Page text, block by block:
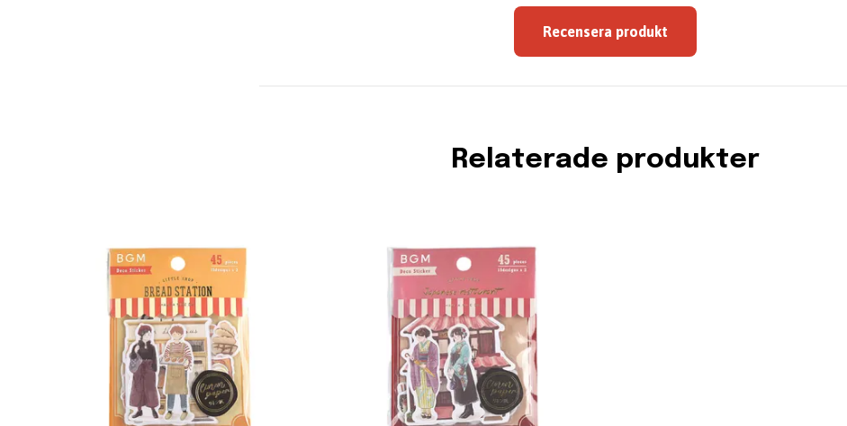
Recensera produkt
Relaterade produkter